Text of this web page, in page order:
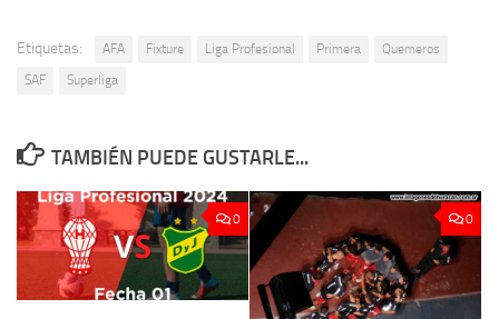
Etiquetas: AFA Fixture Liga Profesional Primera
Quemeros
SAF
Superliga
TAMBIÉN PUEDE GUSTARLE...
0 0